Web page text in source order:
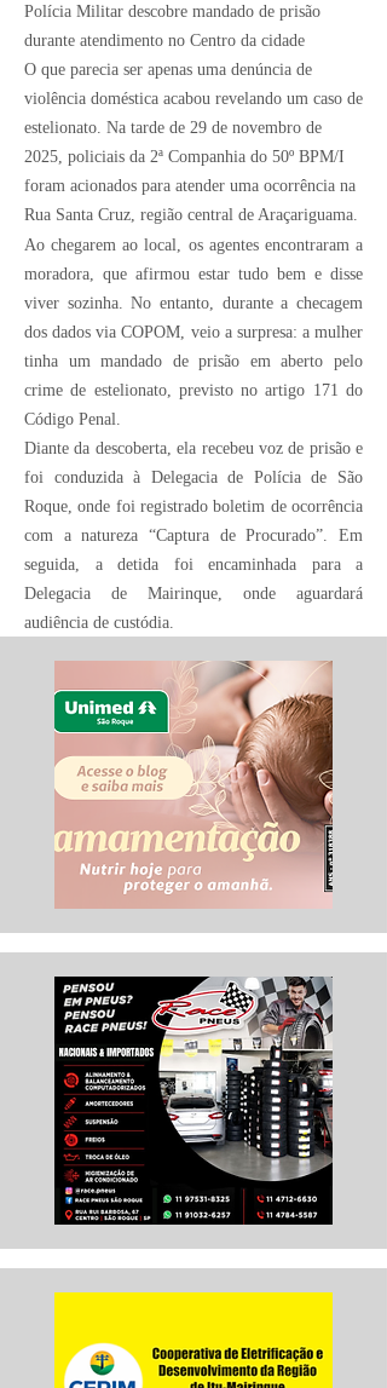
Polícia Militar descobre mandado de prisão
durante atendimento no Centro da cidade
O que parecia ser apenas uma denúncia de
violência doméstica acabou revelando um caso de
estelionato. Na tarde de 29 de novembro de
2025, policiais da 2ª Companhia do 50º BPM/I
foram acionados para atender uma ocorrência na
Rua Santa Cruz, região central de Araçariguama.
Ao chegarem ao local, os agentes encontraram a
moradora, que afirmou estar tudo bem e disse
viver sozinha. No entanto, durante a checagem
dos dados via COPOM, veio a surpresa: a mulher
tinha um mandado de prisão em aberto pelo
crime de estelionato, previsto no artigo 171 do
Código Penal.
Diante da descoberta, ela recebeu voz de prisão e
foi conduzida à Delegacia de Polícia de São
Roque, onde foi registrado boletim de ocorrência
com a natureza “Captura de Procurado”. Em
seguida, a detida foi encaminhada para a
Delegacia de Mairinque, onde aguardará
audiência de custódia.